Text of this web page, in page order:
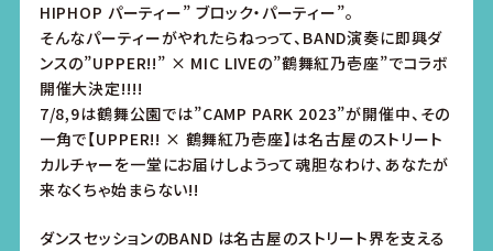
HIPHOP パーティー” ブロック・パーティー”。
そんなパーティーがやれたらねっって、BAND演奏に即興ダ
ンスの”UPPER!!” × MIC LIVEの”鶴舞紅乃壱座”でコラボ
開催大決定!!!!
7/8,9は鶴舞公園では”CAMP PARK 2023”が開催中、その
一角で【UPPER!! × 鶴舞紅乃壱座】は名古屋のストリート
カルチャーを一堂にお届けしようって魂胆なわけ、あなたが
来なくちゃ始まらない!!
ダンスセッションのBAND は名古屋のストリート界を支える